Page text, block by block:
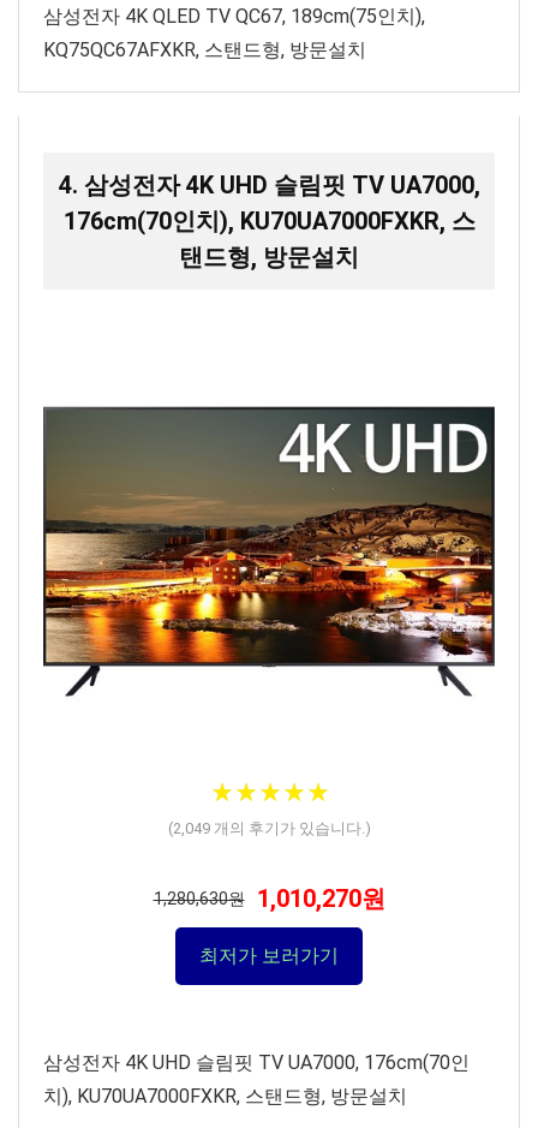
삼성전자 4K QLED TV QC67, 189cm(75인치),
KQ75QC67AFXKR, 스탠드형, 방문설치
4. 삼성전자 4K UHD 슬림핏 TV UA7000,
176cm(70인치), KU70UA7000FXKR, 스
탠드형, 방문설치
★★★★★
★★★★★
(2,049개의 후기가 있습니다.)
1,280,630원 1,010,270원
최저가 보러가기
삼성전자 4K UHD 슬림핏 TV UA7000, 176cm(70인
치), KU70UA7000FXKR, 스탠드형, 방문설치